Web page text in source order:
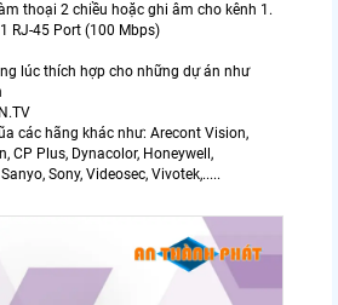
thoại 2 chiều hoặc ghi âm cho kênh 1.
RJ-45 Port (100 Mbps)
lúc thích hợp cho những dự án như
các hãng khác như: Arecont Vision,
CP Plus, Dynacolor, Honeywell,
Sony, Videosec, Vivotek,.....